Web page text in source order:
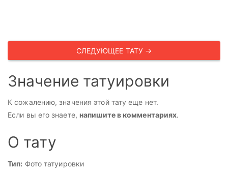
СЛЕДУЮЩЕЕ ТАТУ →
Значение татуировки
К сожалению, значения этой тату еще нет.
Если вы его знаете, напишите в комментариях.
О тату
Тип: Фото татуировки